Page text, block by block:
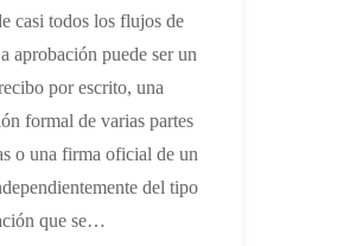
casi todos los flujos de
aprobación puede ser un
por escrito, una
formal de varias partes
o una firma oficial de un
del tipo
que se…